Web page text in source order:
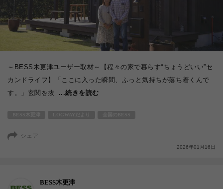
～BESS木更津ユーザー取材～【程々の家で暮らす“ちょうどいい”セ
カンドライフ】「ここに入った瞬間、ふっと気持ちが落ち着くんで
す。」玄関を抜
...続きを読む
シェア
2026年01月16日
BESS木更津